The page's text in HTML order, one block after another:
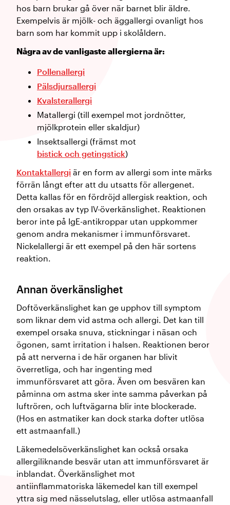
hos barn brukar gå över när barnet blir äldre.
Exempelvis är mjölk- och äggallergi ovanligt hos
barn som har kommit upp i skolåldern.
Några av de vanligaste allergierna är:
Pollenallergi
Pälsdjursallergi
Kvalsterallergi
Matallergi (till exempel mot jordnötter,
mjölkprotein eller skaldjur)
Insektsallergi (främst mot
bistick och getingstick)
Kontaktallergi är en form av allergi som inte märks
förrän långt efter att du utsatts för allergenet.
Detta kallas för en fördröjd allergisk reaktion, och
den orsakas av typ IV-överkänslighet. Reaktionen
beror inte på IgE-antikroppar utan uppkommer
genom andra mekanismer i immunförsvaret.
Nickelallergi är ett exempel på den här sortens
reaktion.
Annan överkänslighet
Doftöverkänslighet kan ge upphov till symptom
som liknar dem vid astma och allergi. Det kan till
exempel orsaka snuva, stickningar i näsan och
ögonen, samt irritation i halsen. Reaktionen beror
på att nerverna i de här organen har blivit
överretliga, och har ingenting med
immunförsvaret att göra. Även om besvären kan
påminna om astma sker inte samma påverkan på
luftrören, och luftvägarna blir inte blockerade.
(Hos en astmatiker kan dock starka dofter utlösa
ett astmaanfall.)
Läkemedelsöverkänslighet kan också orsaka
allergiliknande besvär utan att immunförsvaret är
inblandat. Överkänslighet mot
antiinflammatoriska läkemedel kan till exempel
yttra sig med nässelutslag, eller utlösa astmaanfall